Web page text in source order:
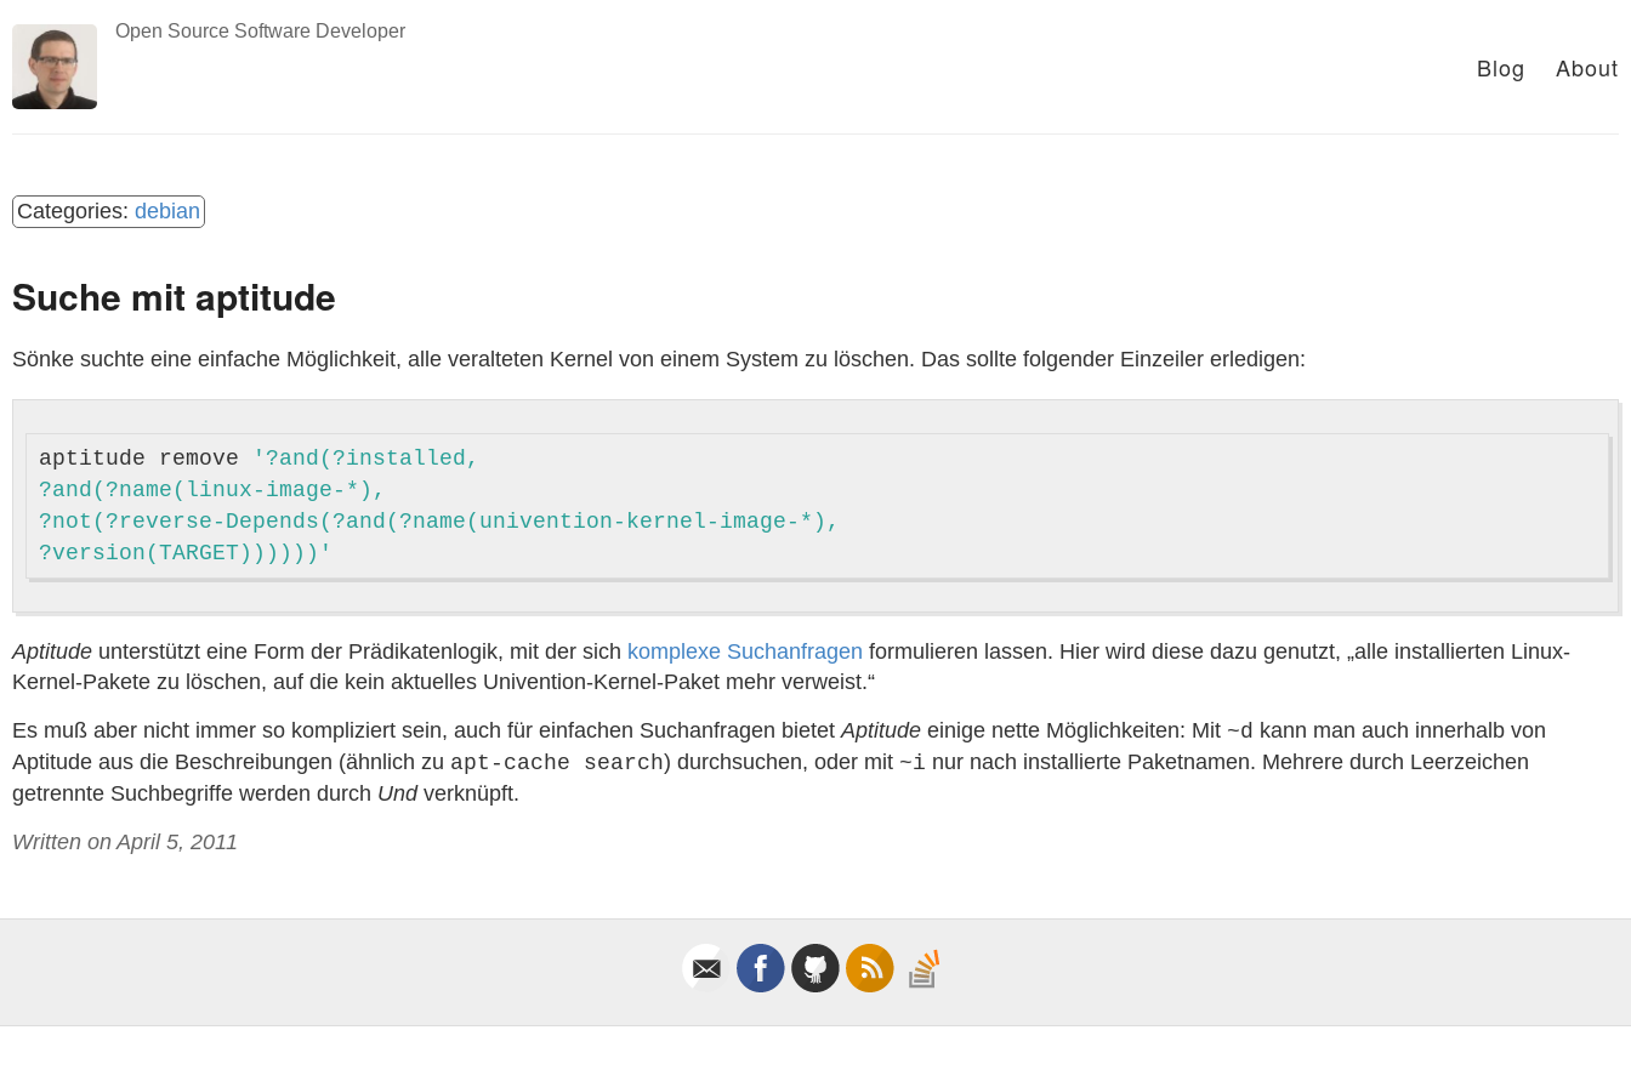
Open Source Software Developer
Blog About
debian
Suche mit aptitude
Sönke suchte eine einfache Möglichkeit, alle veralteten Kernel von einem System zu löschen. Das sollte folgender Einzeiler erledigen:
aptitude remove
'?and(?installed,
?and(?name(linux-image-*),
?not(?reverse-Depends(?and(?name(univention-kernel-image-*),
?version(TARGET))))))'
Aptitude unterstützt eine Form der Prädikatenlogik, mit der sich komplexe Suchanfragen formulieren lassen. Hier wird diese dazu genutzt, „alle installierten Linux-
Kernel-Pakete zu löschen, auf die kein aktuelles Univention-Kernel-Paket mehr verweist.“
Es muß aber nicht immer so kompliziert sein, auch für einfachen Suchanfragen bietetAptitude einige nette Möglichkeiten: Mit ~d kann man auch innerhalb von
Aptitude aus die Beschreibungen (ähnlich zu apt-cache search) durchsuchen, oder mit ~i nur nach installierte Paketnamen. Mehrere durch Leerzeichen
getrennte Suchbegriffe werden durch Undverknüpft.
Written on April 5, 2011